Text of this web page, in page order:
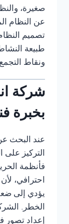
صغيرة،
عن النظام
تصميم
طبيعة
ونقاط
شركة
بخبرة
عند البحث
التركيز على
فأنظمة
احترافي،
يؤدي إلى
الخطر.
إعداد تصور